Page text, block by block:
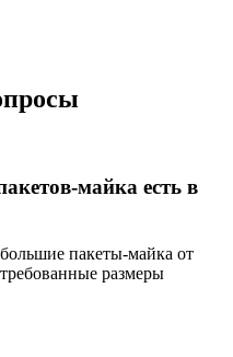
майка есть в
пакеты-майка от
размеры